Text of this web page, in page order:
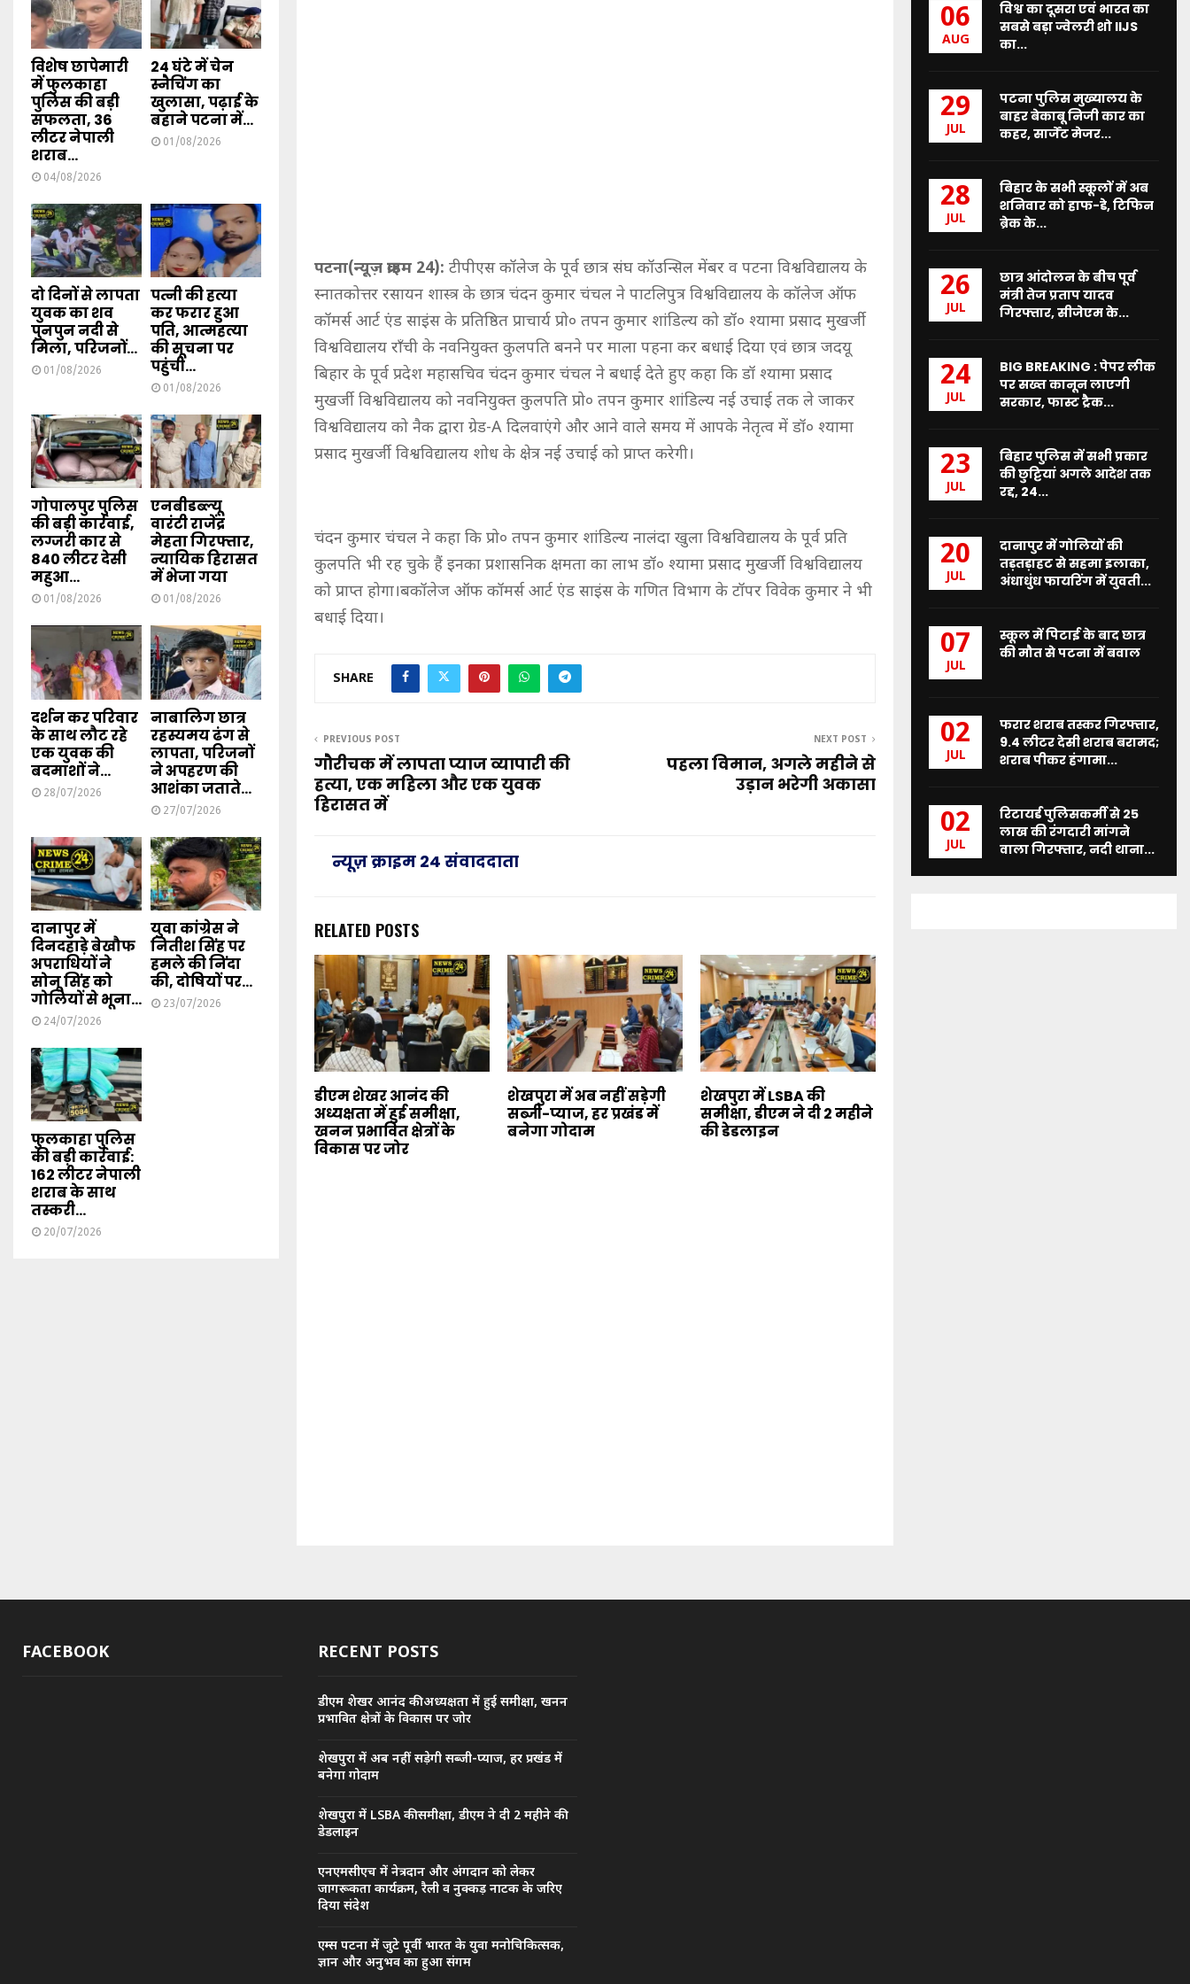
पटना(न्यूज़ क्राइम 24): टीपीएस कॉलेज के पूर्व छात्र संघ कॉउन्सिल मेंबर व पटना विश्वविद्यालय के
स्नातकोत्तर रसायन शास्त्र के छात्र चंदन कुमार चंचल ने पाटलिपुत्र विश्वविद्यालय के कॉलेज ऑफ
कॉमर्स आर्ट एंड साइंस के प्रतिष्ठित प्राचार्य प्रो० तपन कुमार शांडिल्य को डॉ० श्यामा प्रसाद मुखर्जी
विश्वविद्यालय राँची के नवनियुक्त कुलपति बनने पर माला पहना कर बधाई दिया एवं छात्र जदयू
बिहार के पूर्व प्रदेश महासचिव चंदन कुमार चंचल ने बधाई देते हुए कहा कि डॉ श्यामा प्रसाद
मुखर्जी विश्वविद्यालय को नवनियुक्त कुलपति प्रो० तपन कुमार शांडिल्य नई उचाई तक ले जाकर
विश्वविद्यालय को नैक द्वारा ग्रेड-A दिलवाएंगे और आने वाले समय में आपके नेतृत्व में डॉ० श्यामा
प्रसाद मुखर्जी विश्वविद्यालय शोध के क्षेत्र नई उचाई को प्राप्त करेगी।
चंदन कुमार चंचल ने कहा कि प्रो० तपन कुमार शांडिल्य नालंदा खुला विश्वविद्यालय के पूर्व प्रति
कुलपति भी रह चुके हैं इनका प्रशासनिक क्षमता का लाभ डॉ० श्यामा प्रसाद मुखर्जी विश्वविद्यालय
को प्राप्त होगा।बकॉलेज ऑफ कॉमर्स आर्ट एंड साइंस के गणित विभाग के टॉपर विवेक कुमार ने भी
बधाई दिया।
SHARE
PREVIOUS POST
गौरीचक में लापता प्याज व्यापारी की
हत्या, एक महिला और एक युवक
हिरासत में
NEXT POST
पहला विमान, अगले महीने से
उड़ान भरेगी अकासा
न्यूज़ क्राइम 24 संवाददाता
RELATED POSTS
डीएम शेखर आनंद की
अध्यक्षता में हुई समीक्षा,
खनन प्रभावित क्षेत्रों के
विकास पर जोर
शेखपुरा में अब नहीं सड़ेगी
सब्जी-प्याज, हर प्रखंड में
बनेगा गोदाम
शेखपुरा में LSBA की
समीक्षा, डीएम ने दी 2 महीने
की डेडलाइन
विशेष छापेमारी
में फुलकाहा
पुलिस की बड़ी
सफलता, 36
लीटर नेपाली
शराब...
04/08/2026
24 घंटे में चेन
स्नैचिंग का
खुलासा, पढ़ाई के
बहाने पटना में...
01/08/2026
दो दिनों से लापता
युवक का शव
पुनपुन नदी से
मिला, परिजनों...
01/08/2026
पत्नी की हत्या
कर फरार हुआ
पति, आत्महत्या
की सूचना पर
पहुंची...
01/08/2026
गोपालपुर पुलिस
की बड़ी कार्रवाई,
लग्जरी कार से
840 लीटर देसी
महुआ...
01/08/2026
एनबीडब्ल्यू
वारंटी राजेंद्र
मेहता गिरफ्तार,
न्यायिक हिरासत
में भेजा गया
01/08/2026
दर्शन कर परिवार
के साथ लौट रहे
एक युवक की
बदमाशों ने...
28/07/2026
नाबालिग छात्र
रहस्यमय ढंग से
लापता, परिजनों
ने अपहरण की
आशंका जताते...
27/07/2026
दानापुर में
दिनदहाड़े बेखौफ
अपराधियों ने
सोनू सिंह को
गोलियों से भूना...
24/07/2026
युवा कांग्रेस ने
नितीश सिंह पर
हमले की निंदा
की, दोषियों पर...
23/07/2026
फुलकाहा पुलिस
की बड़ी कार्रवाई:
162 लीटर नेपाली
शराब के साथ
तस्करी...
20/07/2026
06
AUG
विश्व का दूसरा एवं भारत का
सबसे बड़ा ज्वेलरी शो IIJS
का...
29
JUL
पटना पुलिस मुख्यालय के
बाहर बेकाबू निजी कार का
कहर, सार्जेंट मेजर...
28
JUL
बिहार के सभी स्कूलों में अब
शनिवार को हाफ-डे, टिफिन
ब्रेक के...
26
JUL
छात्र आंदोलन के बीच पूर्व
मंत्री तेज प्रताप यादव
गिरफ्तार, सीजेएम के...
24
JUL
BIG BREAKING : पेपर लीक
पर सख्त कानून लाएगी
सरकार, फास्ट ट्रैक...
23
JUL
बिहार पुलिस में सभी प्रकार
की छुट्टियां अगले आदेश तक
रद्द, 24...
20
JUL
दानापुर में गोलियों की
तड़तड़ाहट से सहमा इलाका,
अंधाधुंध फायरिंग में युवती...
07
JUL
स्कूल में पिटाई के बाद छात्र
की मौत से पटना में बवाल
02
JUL
फरार शराब तस्कर गिरफ्तार,
9.4 लीटर देसी शराब बरामद;
शराब पीकर हंगामा...
02
JUL
रिटायर्ड पुलिसकर्मी से 25
लाख की रंगदारी मांगने
वाला गिरफ्तार, नदी थाना...
FACEBOOK RECENT POSTS
डीएम शेखर आनंद की अध्यक्षता में हुई समीक्षा, खनन
प्रभावित क्षेत्रों के विकास पर जोर
शेखपुरा में अब नहीं सड़ेगी सब्जी-प्याज, हर प्रखंड में
बनेगा गोदाम
शेखपुरा में LSBA की समीक्षा, डीएम ने दी 2 महीने की
डेडलाइन
एनएमसीएच में नेत्रदान और अंगदान को लेकर
जागरूकता कार्यक्रम, रैली व नुक्कड़ नाटक के जरिए
दिया संदेश
एम्स पटना में जुटे पूर्वी भारत के युवा मनोचिकित्सक,
ज्ञान और अनुभव का हुआ संगम